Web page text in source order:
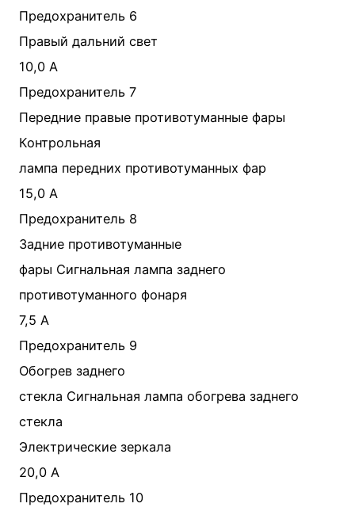
Предохранитель 6
Правый дальний свет
10,0 А
Предохранитель 7
Передние правые противотуманные фары
Контрольная
лампа передних противотуманных фар
15,0 A
Предохранитель 8
Задние противотуманные
фары Сигнальная лампа заднего
противотуманного фонаря
7,5 A
Предохранитель 9
Обогрев заднего
стекла Сигнальная лампа обогрева заднего
стекла
Электрические зеркала
20,0 A
Предохранитель 10